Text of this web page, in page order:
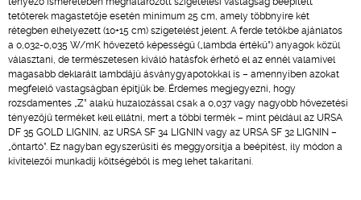
tetőterek magastetője esetén minimum 25 cm, amely többnyire két
rétegben elhelyezett (10+15 cm) szigetelést jelent. A ferde tetőkbe ajánlatos
a 0,032-0,035 W/mK hővezető képességű („lambda értékű”) anyagok közül
választani, de természetesen kiváló hatásfok érhető el az ennél valamivel
magasabb deklarált lambdájú ásványgyapotokkal is – amennyiben azokat
megfelelő vastagságban építjük be. Érdemes megjegyezni, hogy
rozsdamentes „Z” alakú huzalozással csak a 0,037 vagy nagyobb hővezetési
tényezőjű terméket kell ellátni, mert a többi termék – mint például az URSA
DF 35 GOLD LIGNIN, az URSA SF 34 LIGNIN vagy az URSA SF 32 LIGNIN –
„öntartó”. Ez nagyban egyszerűsíti és meggyorsítja a beépítést, ily módon a
kivitelezői munkadíj költségéből is meg lehet takarítani.